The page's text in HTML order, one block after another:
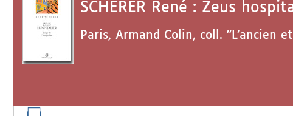
SCHERER René : Zeus
Paris, Armand Colin, coll. "L’ancien